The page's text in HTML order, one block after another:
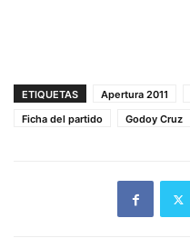
ETIQUETAS Apertura 2011
Ficha del partido
Godoy Cruz